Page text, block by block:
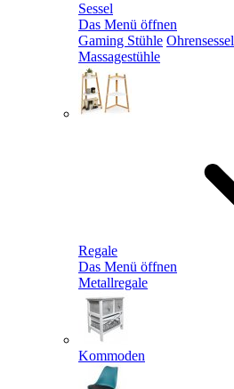
Sessel
Das Menü öffnen
Gaming Stühle Ohrensessel
Massagestühle
Regale
Das Menü öffnen
Metallregale
Kommoden